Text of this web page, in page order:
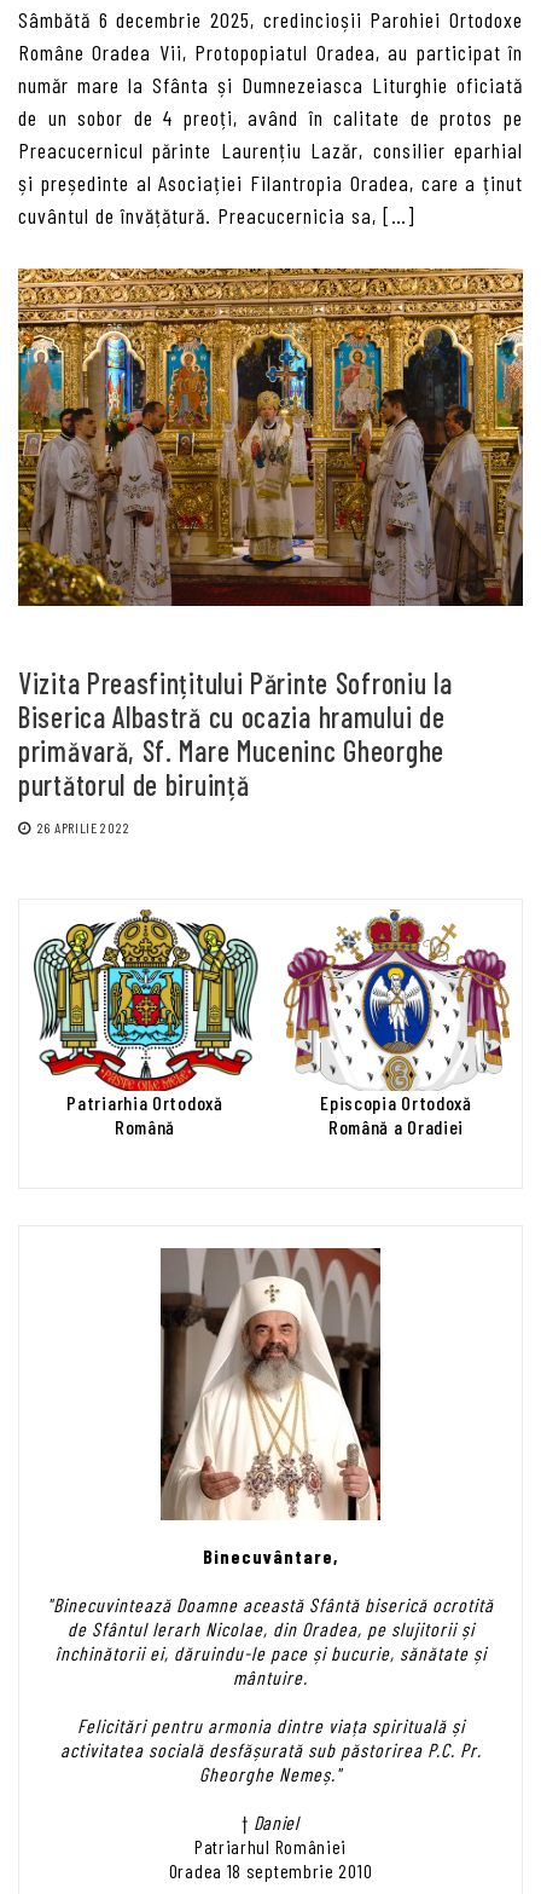
Sâmbătă 6 decembrie 2025, credincioșii Parohiei Ortodoxe
Române Oradea Vii, Protopopiatul Oradea, au participat în
număr mare la Sfânta și Dumnezeiasca Liturghie oficiată
de un sobor de 4 preoți, având în calitate de protos pe
Preacucernicul părinte Laurențiu Lazăr, consilier eparhial
și președinte al Asociației Filantropia Oradea, care a ținut
cuvântul de învățătură. Preacucernicia sa, […]
Vizita Preasfințitului Părinte Sofroniu la
Biserica Albastră cu ocazia hramului de
primăvară, Sf. Mare Muceninc Gheorghe
purtătorul de biruință
26 APRILIE 2022
Patriarhia Ortodoxă
Română
Episcopia Ortodoxă
Română a Oradiei
Binecuvântare,
"Binecuvintează Doamne această Sfântă biserică ocrotită
de Sfântul Ierarh Nicolae, din Oradea, pe slujitorii și
închinătorii ei, dăruindu-le pace și bucurie, sănătate și
mântuire.
Felicitări pentru armonia dintre viața spirituală și
activitatea socială desfășurată sub păstorirea P.C. Pr.
Gheorghe Nemeș."
† Daniel
Patriarhul României
Oradea 18 septembrie 2010